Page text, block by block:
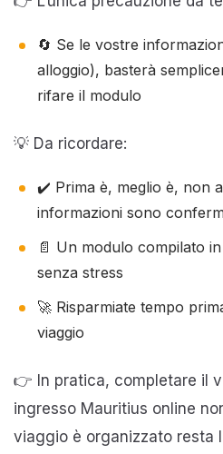
🔄 Se le vostre
alloggio), basterà
rifare il modulo
💡 Da ricordare:
✔️ Prima è, meglio è, non
informazioni sono
📄 Un modulo compilato
senza stress
🚀 Risparmiate tempo
viaggio
👉 In pratica, completare il
ingresso Mauritius online
viaggio è organizzato resta